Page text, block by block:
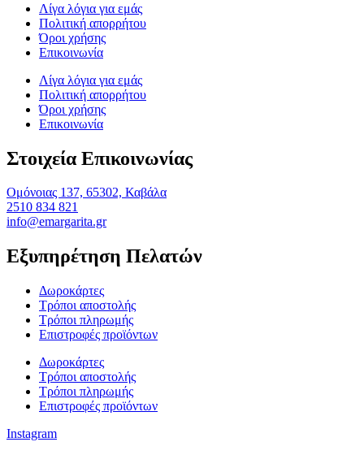
Λίγα λόγια για εμάς
Πολιτική απορρήτου
Όροι χρήσης
Επικοινωνία
Λίγα λόγια για εμάς
Πολιτική απορρήτου
Όροι χρήσης
Επικοινωνία
Στοιχεία Επικοινωνίας
Ομόνοιας 137, 65302, Καβάλα
2510 834 821
info@emargarita.gr
Εξυπηρέτηση Πελατών
Δωροκάρτες
Τρόποι αποστολής
Τρόποι πληρωμής
Επιστροφές προϊόντων
Δωροκάρτες
Τρόποι αποστολής
Τρόποι πληρωμής
Επιστροφές προϊόντων
Instagram